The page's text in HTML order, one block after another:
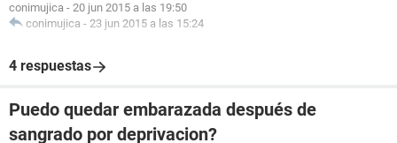
conimujica - 20 jun 2015 a las 19:50
conimujica - 23 jun 2015 a las 15:24
4 respuestas
Puedo quedar embarazada después de
sangrado por deprivacion?